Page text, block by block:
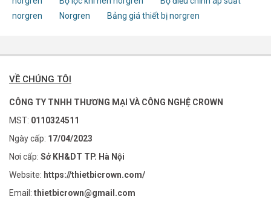
norgren
Norgren Bảng giá thiết bị norgren
VỀ CHÚNG TÔI
CÔNG TY TNHH THƯƠNG MẠI VÀ CÔNG NGHỆ CROWN
MST: 0110324511
Ngày cấp: 17/04/2023
Nơi cấp: Sở KH&DT TP. Hà Nội
Website: https://thietbicrown.com/
Email: thietbicrown@gmail.com